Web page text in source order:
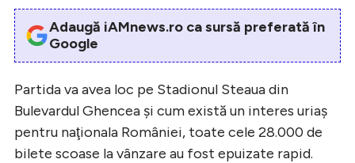
Adaugă iAMnews.ro ca sursă preferată în
Google
Partida va avea loc pe Stadionul Steaua din
Bulevardul Ghencea şi cum există un interes uriaş
pentru naţionala României, toate cele 28.000 de
bilete scoase la vânzare au fost epuizate rapid.